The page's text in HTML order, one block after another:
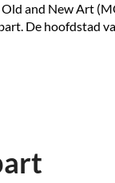
and New Art
De hoofdstad